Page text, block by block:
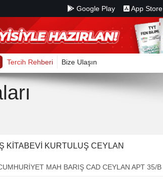
Google Play App Store
Tercih Rehberi Bize Ulaşın
KİTABEVİ KURTULUŞ CEYLAN
MAH BARIŞ CAD CEYLAN APT 35/B